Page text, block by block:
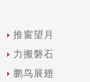
推窗望月
力搬磐石
鹏鸟展翅